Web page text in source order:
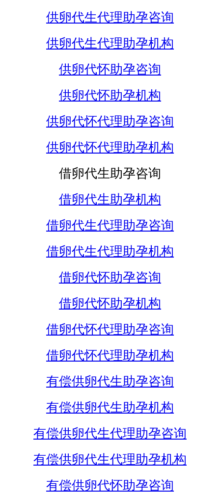
供卵代生代理助孕咨询
供卵代生代理助孕机构
供卵代怀助孕咨询
供卵代怀助孕机构
供卵代怀代理助孕咨询
供卵代怀代理助孕机构
借卵代生助孕咨询
借卵代生助孕机构
借卵代生代理助孕咨询
借卵代生代理助孕机构
借卵代怀助孕咨询
借卵代怀助孕机构
借卵代怀代理助孕咨询
借卵代怀代理助孕机构
有偿供卵代生助孕咨询
有偿供卵代生助孕机构
有偿供卵代生代理助孕咨询
有偿供卵代生代理助孕机构
有偿供卵代怀助孕咨询